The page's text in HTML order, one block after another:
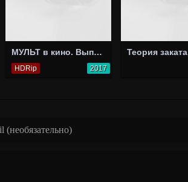
МУЛЬТ в кино. Выпуск №64. Исполняем желания!
HDRip 2017
Теория заката